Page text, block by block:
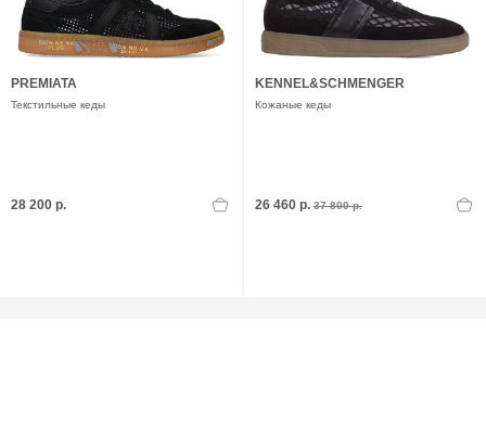
PREMIATA
Текстильные кеды
28 200 р.
KENNEL&SCHMENGER
Кожаные кеды
26 460 р. 37 800 р.